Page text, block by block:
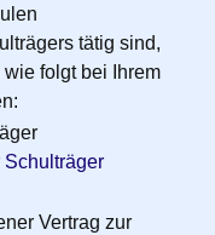
tätig sind,
folgt bei Ihrem
Schulträger
Vertrag zur